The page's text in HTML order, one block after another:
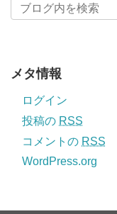
メタ情報
ログイン
投稿の RSS
コメントの RSS
WordPress.org